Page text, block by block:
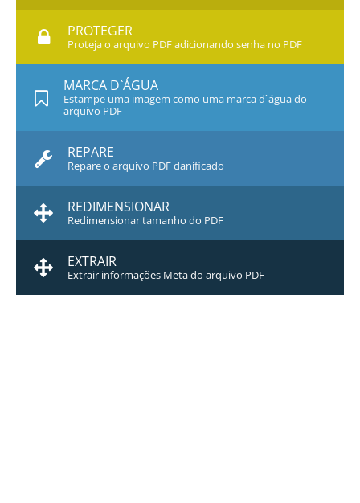
PROTEGER
Proteja o arquivo PDF adicionando senha no PDF
MARCA D`ÁGUA
Estampe uma imagem como uma marca d`água do
arquivo PDF
REPARE
Repare o arquivo PDF danificado
REDIMENSIONAR
Redimensionar tamanho do PDF
EXTRAIR
Extrair informações Meta do arquivo PDF